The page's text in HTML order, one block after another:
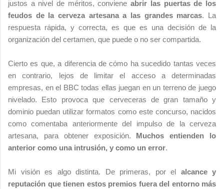
justos a nivel de méritos, convieneabrir las puertas de los
feudos de la cerveza artesana a las grandes marcas. La
respuesta rápida, y correcta, es que es una decisión de la
organización del certamen, que puede o no ser compartida.
Cierto es que, a diferencia de cómo ha sucedido tantas veces
en contrario, lejos de limitar el acceso a determinadas
empresas, en el BBC todas ellas juegan en un terreno de juego
nivelado. Esto provoca que cerveceras de gran tamaño y
dominio puedan utilizar formatos como este concurso, nacidos
como comentaba anteriormente del impulso de la cerveza
artesana, para obtener exposición. Muchos entienden lo
anterior como una intrusión, y como un error.
Mi visión es algo distinta. De primeras, por el alcance y
reputación que tienen estos premios fuera del entorno más